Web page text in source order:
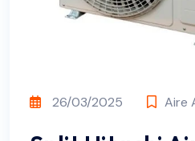
26/03/2025 Aire